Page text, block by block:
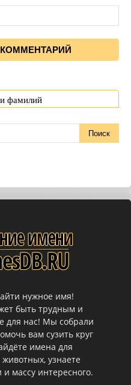
фамилий
нужное имя!
быть трудным и
для нас! Мы собрали
вам сузить круг
имена для
узнаете
массу интересного.